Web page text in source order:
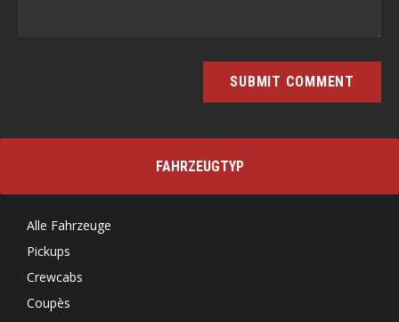
FAHRZEUGTYP
Alle Fahrzeuge
Pickups
Crewcabs
Coupès